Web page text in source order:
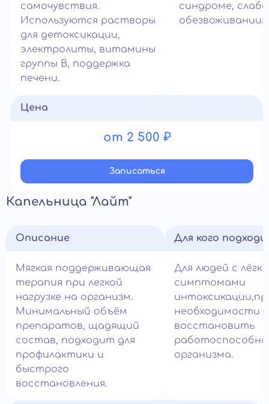
самочувствия.
Используются растворы
для детоксикации,
электролиты, витамины
группы B, поддержка
печени.
синдроме,
обезвоживании.
Цена
от 2 500 ₽
Записатьcя
Капельница "Лайт"
Описание
Мягкая поддерживающая
терапия при легкой
нагрузке на организм.
Минимальный объём
препаратов, щадящий
состав, подходит для
профилактики и
быстрого
восстановления.
Для кого
Для людей с
симптомами
необходимости
восстановить
организма.